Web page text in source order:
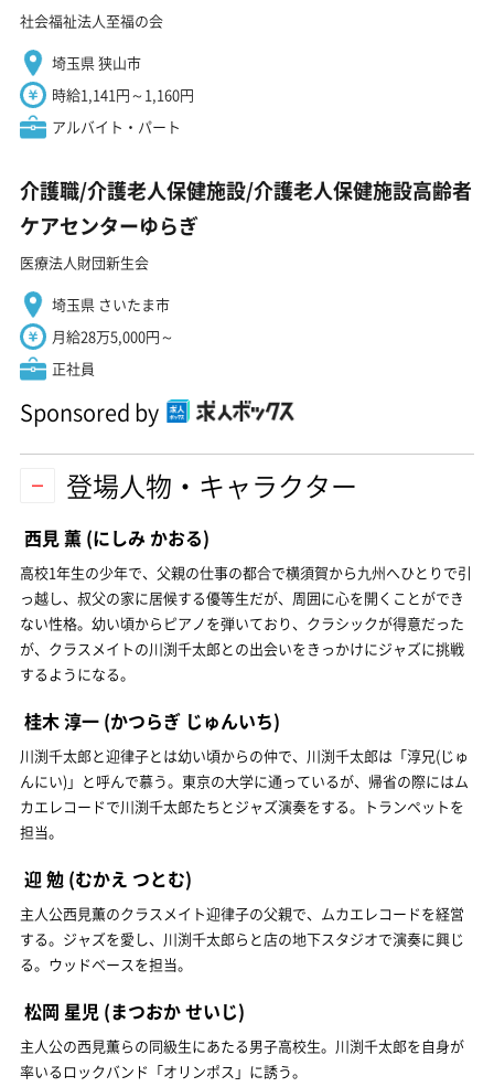
社会福祉法人至福の会
埼玉県 狭山市
時給1,141円～1,160円
アルバイト・パート
介護職/介護老人保健施設/介護老人保健施設高齢者
ケアセンターゆらぎ
医療法人財団新生会
埼玉県 さいたま市
月給28万5,000円～
正社員
Sponsored by
登場人物・キャラクター
西見 薫 (にしみ かおる)
高校1年生の少年で、父親の仕事の都合で横須賀から九州へひとりで引
っ越し、叔父の家に居候する優等生だが、周囲に心を開くことができ
ない性格。幼い頃からピアノを弾いており、クラシックが得意だった
が、クラスメイトの川渕千太郎との出会いをきっかけにジャズに挑戦
するようになる。
桂木 淳一 (かつらぎ じゅんいち)
川渕千太郎と迎律子とは幼い頃からの仲で、川渕千太郎は「淳兄(じゅ
んにい)」と呼んで慕う。東京の大学に通っているが、帰省の際にはム
カエレコードで川渕千太郎たちとジャズ演奏をする。トランペットを
担当。
迎 勉 (むかえ つとむ)
主人公西見薫のクラスメイト迎律子の父親で、ムカエレコードを経営
する。ジャズを愛し、川渕千太郎らと店の地下スタジオで演奏に興じ
る。ウッドベースを担当。
松岡 星児 (まつおか せいじ)
主人公の西見薫らの同級生にあたる男子高校生。川渕千太郎を自身が
率いるロックバンド「オリンポス」に誘う。